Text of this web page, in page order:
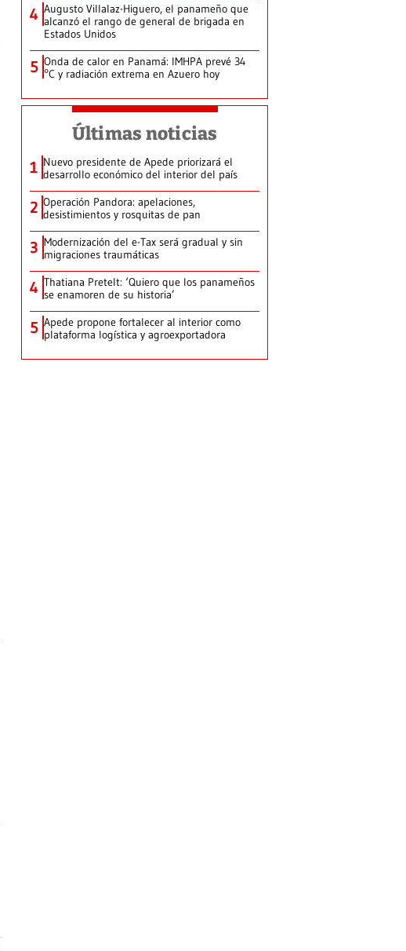
4 Augusto Villalaz-Higuero, el panameño que
alcanzó el rango de general de brigada en
Estados Unidos
5 Onda de calor en Panamá: IMHPA prevé 34
°C y radiación extrema en Azuero hoy
Últimas noticias
1 Nuevo presidente de Apede priorizará el
desarrollo económico del interior del país
2 Operación Pandora: apelaciones,
desistimientos y rosquitas de pan
3 Modernización del e-Tax será gradual y sin
migraciones traumáticas
4 Thatiana Pretelt: ‘Quiero que los panameños
se enamoren de su historia’
5 Apede propone fortalecer al interior como
plataforma logística y agroexportadora